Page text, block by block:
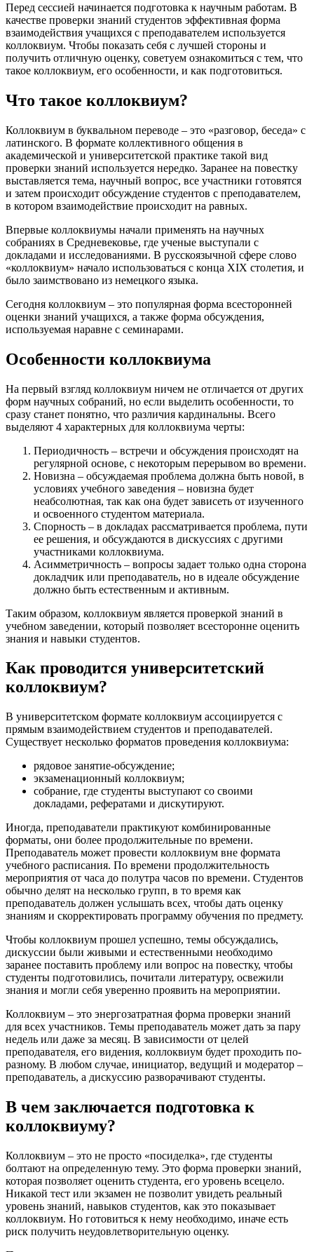
Перед сессией начинается подготовка к научным работам. В
качестве проверки знаний студентов эффективная форма
взаимодействия учащихся с преподавателем используется
коллоквиум. Чтобы показать себя с лучшей стороны и
получить отличную оценку, советуем ознакомиться с тем, что
такое коллоквиум, его особенности, и как подготовиться.
Что такое коллоквиум?
Коллоквиум в буквальном переводе – это «разговор, беседа» с
латинского. В формате коллективного общения в
академической и университетской практике такой вид
проверки знаний используется нередко. Заранее на повестку
выставляется тема, научный вопрос, все участники готовятся
и затем происходит обсуждение студентов с преподавателем,
в котором взаимодействие происходит на равных.
Впервые коллоквиумы начали применять на научных
собраниях в Средневековье, где ученые выступали с
докладами и исследованиями. В русскоязычной сфере слово
«коллоквиум» начало использоваться с конца XIX столетия, и
было заимствовано из немецкого языка.
Сегодня коллоквиум – это популярная форма всесторонней
оценки знаний учащихся, а также форма обсуждения,
используемая наравне с семинарами.
Особенности коллоквиума
На первый взгляд коллоквиум ничем не отличается от других
форм научных собраний, но если выделить особенности, то
сразу станет понятно, что различия кардинальны. Всего
выделяют 4 характерных для коллоквиума черты:
Периодичность – встречи и обсуждения происходят на
регулярной основе, с некоторым перерывом во времени.
Новизна – обсуждаемая проблема должна быть новой, в
условиях учебного заведения – новизна будет
неабсолютная, так как она будет зависеть от изученного
и освоенного студентом материала.
Спорность – в докладах рассматривается проблема, пути
ее решения, и обсуждаются в дискуссиях с другими
участниками коллоквиума.
Асимметричность – вопросы задает только одна сторона
докладчик или преподаватель, но в идеале обсуждение
должно быть естественным и активным.
Таким образом, коллоквиум является проверкой знаний в
учебном заведении, который позволяет всесторонне оценить
знания и навыки студентов.
Как проводится университетский
коллоквиум?
В университетском формате коллоквиум ассоциируется с
прямым взаимодействием студентов и преподавателей.
Существует несколько форматов проведения коллоквиума:
рядовое занятие-обсуждение;
экзаменационный коллоквиум;
собрание, где студенты выступают со своими
докладами, рефератами и дискутируют.
Иногда, преподаватели практикуют комбинированные
форматы, они более продолжительные по времени.
Преподаватель может провести коллоквиум вне формата
учебного расписания. По времени продолжительность
мероприятия от часа до полутра часов по времени. Студентов
обычно делят на несколько групп, в то время как
преподаватель должен услышать всех, чтобы дать оценку
знаниям и скорректировать программу обучения по предмету.
Чтобы коллоквиум прошел успешно, темы обсуждались,
дискуссии были живыми и естественными необходимо
заранее поставить проблему или вопрос на повестку, чтобы
студенты подготовились, почитали литературу, освежили
знания и могли себя уверенно проявить на мероприятии.
Коллоквиум – это энергозатратная форма проверки знаний
для всех участников. Темы преподаватель может дать за пару
недель или даже за месяц. В зависимости от целей
преподавателя, его видения, коллоквиум будет проходить по-
разному. В любом случае, инициатор, ведущий и модератор –
преподаватель, а дискуссию разворачивают студенты.
В чем заключается подготовка к
коллоквиуму?
Коллоквиум – это не просто «посиделка», где студенты
болтают на определенную тему. Это форма проверки знаний,
которая позволяет оценить студента, его уровень всецело.
Никакой тест или экзамен не позволит увидеть реальный
уровень знаний, навыков студентов, как это показывает
коллоквиум. Но готовиться к нему необходимо, иначе есть
риск получить неудовлетворительную оценку.